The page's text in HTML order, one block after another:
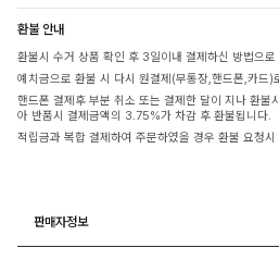
환불 안내
환불시 수거 상품 확인 후 3일이내 결제하신 방법으로
예치금으로 환불 시 다시 원결제(무통장,핸드폰,카드)
핸드폰 결제후 부분 취소 또는 결제한 달이 지나 환불
아 반품시 결제금액의 3.75%가 차감 후 환불됩니다.
적립금과 복합 결제하여 주문하였을 경우 환불 요청
판매자정보